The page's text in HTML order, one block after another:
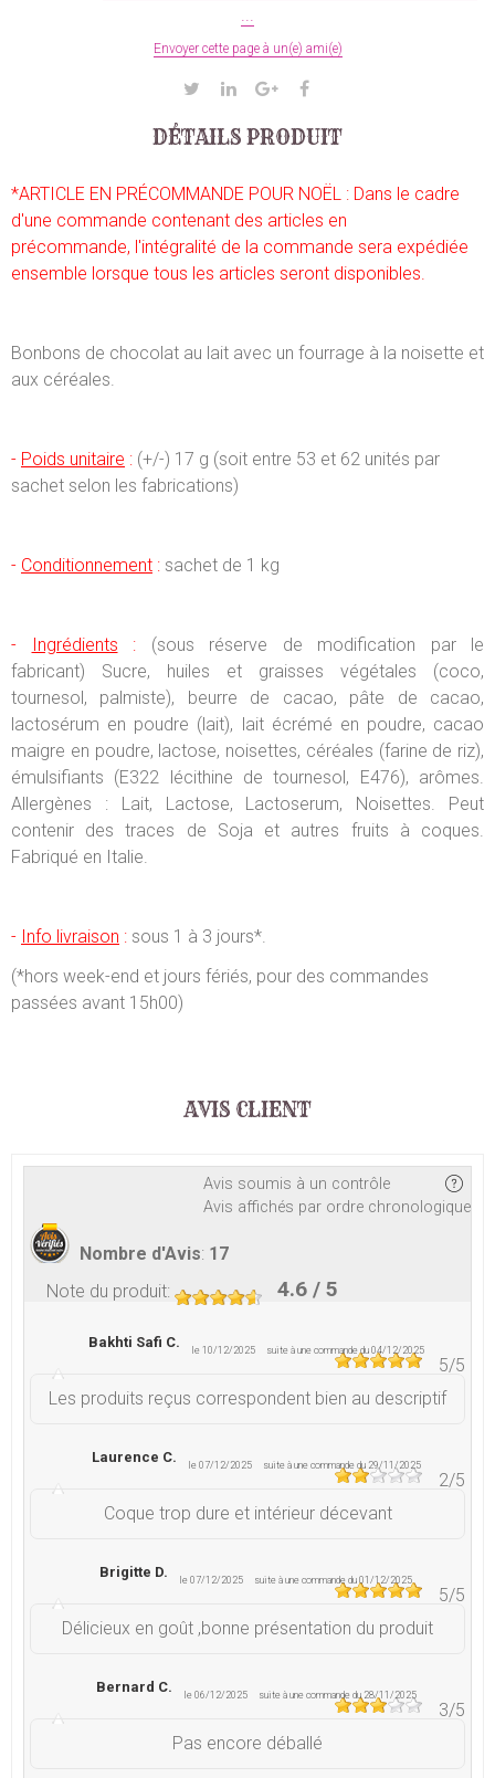
...
Envoyer cette page à un(e) ami(e)
DÉTAILS PRODUIT
*ARTICLE EN PRÉCOMMANDE POUR NOËL : Dans le cadre
d'une commande contenant des articles en
précommande, l'intégralité de la commande sera expédiée
ensemble lorsque tous les articles seront disponibles.
Bonbons de chocolat au lait avec un fourrage à la noisette et
aux céréales.
- Poids unitaire : (+/-) 17 g (soit entre 53 et 62 unités par
sachet selon les fabrications)
- Conditionnement : sachet de 1 kg
- Ingrédients : (sous réserve de modification par le
fabricant) Sucre, huiles et graisses végétales (coco,
tournesol, palmiste), beurre de cacao, pâte de cacao,
lactosérum en poudre (lait), lait écrémé en poudre, cacao
maigre en poudre, lactose, noisettes, céréales (farine de riz),
émulsifiants (E322 lécithine de tournesol, E476), arômes.
Allergènes : Lait, Lactose, Lactoserum, Noisettes. Peut
contenir des traces de Soja et autres fruits à coques.
Fabriqué en Italie.
- Info livraison : sous 1 à 3 jours*.
(*hors week-end et jours fériés, pour des commandes
passées avant 15h00)
AVIS CLIENT
Avis soumis à un contrôle
Avis affichés par ordre chronologique
Nombre d'Avis: 17
Note du produit: 4.6 / 5
Bakhti Safi C. le 10/12/2025 suite à une commande du 04/12/2025
5/5
Les produits reçus correspondent bien au descriptif
Laurence C. le 07/12/2025 suite à une commande du 29/11/2025
2/5
Coque trop dure et intérieur décevant
Brigitte D. le 07/12/2025 suite à une commande du 01/12/2025
5/5
Délicieux en goût ,bonne présentation du produit
Bernard C. le 06/12/2025 suite à une commande du 28/11/2025
3/5
Pas encore déballé